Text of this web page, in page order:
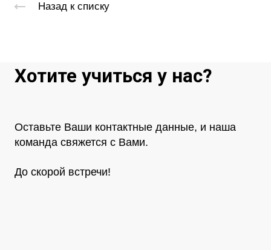
Назад к списку
Хотите учиться у нас?
Оставьте Ваши контактные данные, и наша
команда свяжется с Вами.
До скорой встречи!